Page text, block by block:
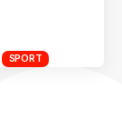
SPORT